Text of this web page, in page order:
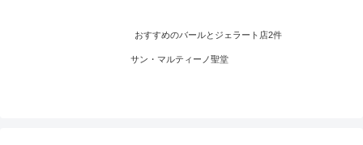
おすすめのバールとジェラート店2件
サン・マルティーノ聖堂